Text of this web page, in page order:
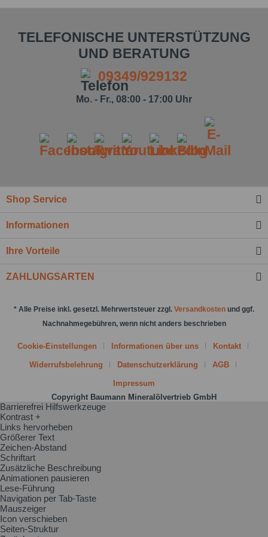
Ich habe die
Felder mit * sind Pflichtfelder.
Nachricht senden
TELEFONISCHE UNTERSTÜTZUNG
UND BERATUNG
09349/929132
Mo. - Fr., 08:00 - 17:00 Uhr
Shop Service
Informationen
Ihre Vorteile
ZAHLUNGSARTEN
* Alle Preise inkl. gesetzl. Mehrwertsteuer zzgl. Versandkosten und ggf.
Nachnahmegebühren, wenn nicht anders beschrieben
Cookie-Einstellungen Informationen über uns Kontakt
Widerrufsbelehrung Datenschutzerklärung AGB
Impressum
Copyright Baumann Mineralölvertrieb GmbH
Barrierefrei Hilfswerkzeuge
Kontrast +
Links hervorheben
Größerer Text
Zeichen-Abstand
Schriftart
Zusätzliche Beschreibung
Animationen pausieren
Lese-Führung
Navigation per Tab-Taste
Mauszeiger
Icon verschieben
Seiten-Struktur